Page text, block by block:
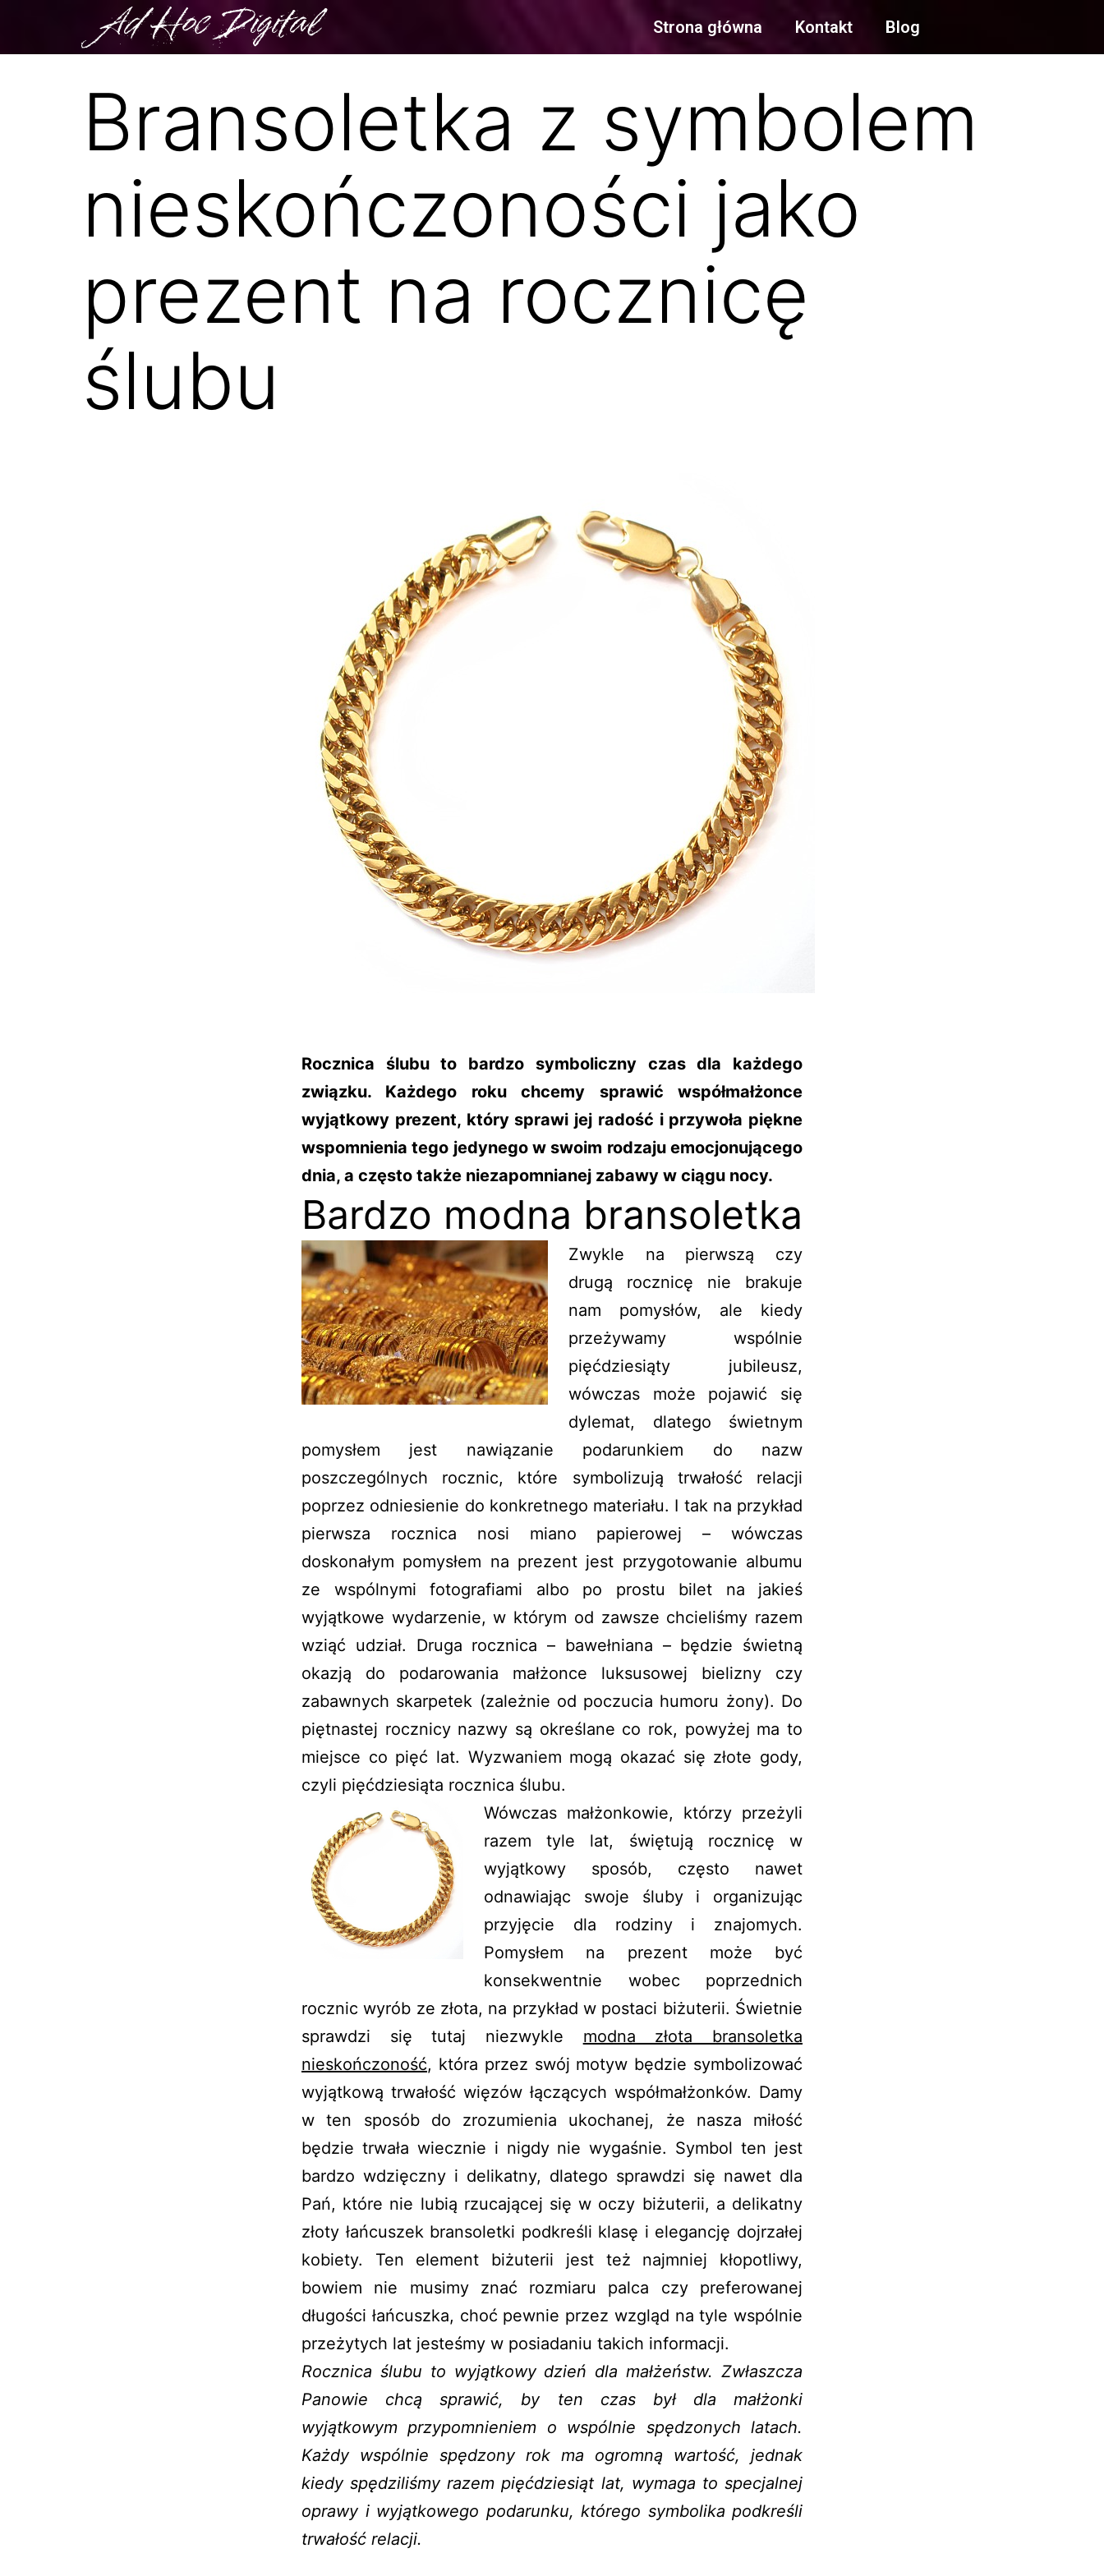
Ad Hoc Digital Strona główna Kontakt Blog
Bransoletka z symbolem
nieskończoności jako
prezent na rocznicę
ślubu
Rocznica ślubu to bardzo symboliczny czas dla każdego
związku. Każdego roku chcemy sprawić współmałżonce
wyjątkowy prezent, który sprawi jej radość i przywoła piękne
wspomnienia tego jedynego w swoim rodzaju emocjonującego
dnia, a często także niezapomnianej zabawy w ciągu nocy.
Bardzo modna bransoletka
Zwykle na pierwszą czy
drugą rocznicę nie brakuje
nam pomysłów, ale kiedy
przeżywamy wspólnie
pięćdziesiąty jubileusz,
wówczas może pojawić się
dylemat, dlatego świetnym
pomysłem jest nawiązanie podarunkiem do nazw
poszczególnych rocznic, które symbolizują trwałość relacji
poprzez odniesienie do konkretnego materiału. I tak na przykład
pierwsza rocznica nosi miano papierowej – wówczas
doskonałym pomysłem na prezent jest przygotowanie albumu
ze wspólnymi fotografiami albo po prostu bilet na jakieś
wyjątkowe wydarzenie, w którym od zawsze chcieliśmy razem
wziąć udział. Druga rocznica – bawełniana – będzie świetną
okazją do podarowania małżonce luksusowej bielizny czy
zabawnych skarpetek (zależnie od poczucia humoru żony). Do
piętnastej rocznicy nazwy są określane co rok, powyżej ma to
miejsce co pięć lat. Wyzwaniem mogą okazać się złote gody,
czyli pięćdziesiąta rocznica ślubu.
Wówczas małżonkowie, którzy przeżyli
razem tyle lat, świętują rocznicę w
wyjątkowy sposób, często nawet
odnawiając swoje śluby i organizując
przyjęcie dla rodziny i znajomych.
Pomysłem na prezent może być
konsekwentnie wobec poprzednich
rocznic wyrób ze złota, na przykład w postaci biżuterii. Świetnie
sprawdzi się tutaj niezwykle modna złota bransoletka
nieskończoność, która przez swój motyw będzie symbolizować
wyjątkową trwałość więzów łączących współmałżonków. Damy
w ten sposób do zrozumienia ukochanej, że nasza miłość
będzie trwała wiecznie i nigdy nie wygaśnie. Symbol ten jest
bardzo wdzięczny i delikatny, dlatego sprawdzi się nawet dla
Pań, które nie lubią rzucającej się w oczy biżuterii, a delikatny
złoty łańcuszek bransoletki podkreśli klasę i elegancję dojrzałej
kobiety. Ten element biżuterii jest też najmniej kłopotliwy,
bowiem nie musimy znać rozmiaru palca czy preferowanej
długości łańcuszka, choć pewnie przez wzgląd na tyle wspólnie
przeżytych lat jesteśmy w posiadaniu takich informacji.
Rocznica ślubu to wyjątkowy dzień dla małżeństw. Zwłaszcza
Panowie chcą sprawić, by ten czas był dla małżonki
wyjątkowym przypomnieniem o wspólnie spędzonych latach.
Każdy wspólnie spędzony rok ma ogromną wartość, jednak
kiedy spędziliśmy razem pięćdziesiąt lat, wymaga to specjalnej
oprawy i wyjątkowego podarunku, którego symbolika podkreśli
trwałość relacji.